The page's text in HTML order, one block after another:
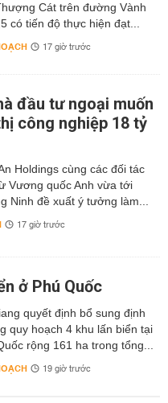
Cát trên đường Vành
có tiến độ thực hiện đạt...
17 giờ trước
đầu tư ngoại muốn
công nghiệp 18 tỷ
Holdings cùng các đối tác
Vương quốc Anh vừa tới
Ninh đề xuất ý tưởng làm...
17 giờ trước
ở Phú Quốc
quyết định bổ sung định
quy hoạch 4 khu lấn biển tại
rộng 161 ha trong tổng...
19 giờ trước